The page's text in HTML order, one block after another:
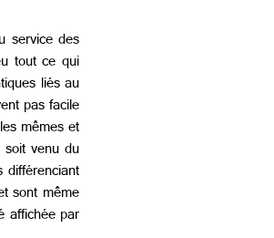
service des
tout ce qui
liés au
pas facile
mêmes et
venu du
sont même
affichée par